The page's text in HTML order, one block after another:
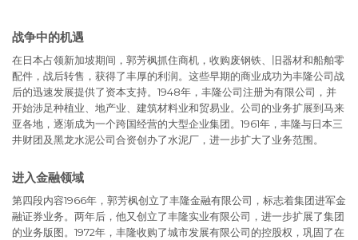
战争中的机遇
在日本占领新加坡期间，郭芳枫抓住商机，收购废钢铁、旧器材和船舶零
配件，战后转售，获得了丰厚的利润。这些早期的商业成功为丰隆公司战
后的迅速发展提供了资本支持。1948年，丰隆公司注册为有限公司，并
开始涉足种植业、地产业、建筑材料业和贸易业。公司的业务扩展到马来
亚各地，逐渐成为一个跨国经营的大型企业集团。1961年，丰隆与日本三
井财团及黑龙水泥公司合资创办了水泥厂，进一步扩大了业务范围。
进入金融领域
第四段内容1966年，郭芳枫创立了丰隆金融有限公司，标志着集团进军金
融证券业务。两年后，他又创立了丰隆实业有限公司，进一步扩展了集团
的业务版图。1972年，丰隆收购了城市发展有限公司的控股权，巩固了在